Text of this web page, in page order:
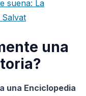
suena: La
una
una Enciclopedia